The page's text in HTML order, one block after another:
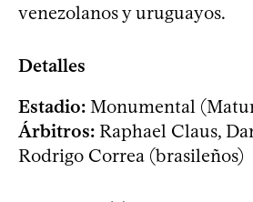
venezolanos y uruguayos.
Detalles
Estadio: Monumental
Árbitros: Raphael Claus,
Rodrigo Correa (brasileños)